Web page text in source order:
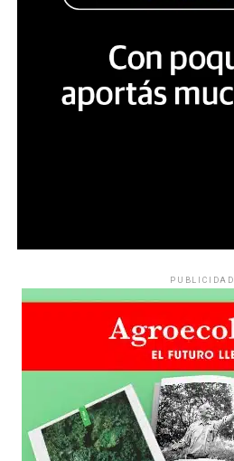
PUBLICIDAD